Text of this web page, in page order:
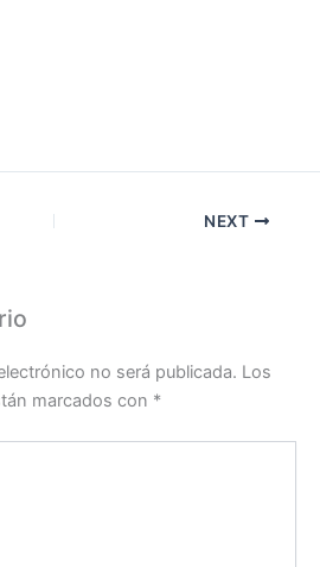
NEXT
no será publicada. Los
marcados con *